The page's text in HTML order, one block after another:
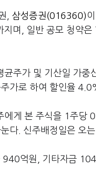
, 삼성증권(016360)
며, 일반 공모 청약
주가 및 기산일 가중
가로 하여 할인율
에게 본 주식을 1주
다. 신주배정일은 오
억원, 기타자금